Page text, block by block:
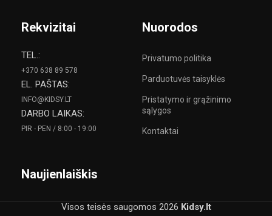
Rekvizitai
TEL.:
+370 638 89 578
EL. PAŠTAS:
INFO@KIDSY.LT
DARBO LAIKAS:
PIR - PEN / 8:00 - 19:00
Nuorodos
Privatumo politika
Parduotuvės taisyklės
Pristatymo ir grąžinimo
sąlygos
Kontaktai
Naujienlaiškis
Visos teisės saugomos 2026 Kidsy.lt